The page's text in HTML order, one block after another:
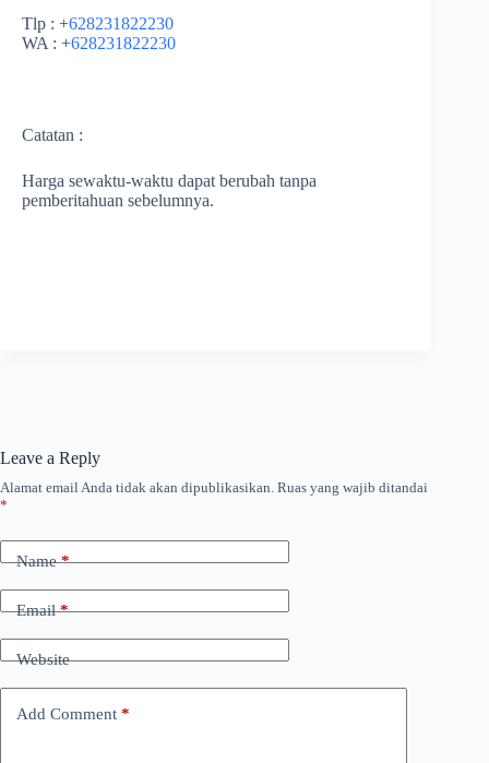
Tlp : +628231822230
WA : +628231822230
Catatan :
Harga sewaktu-waktu dapat berubah tanpa
pemberitahuan sebelumnya.
Leave a Reply
Alamat email Anda tidak akan dipublikasikan. Ruas yang wajib ditandai
*
Name*
Email*
Website
Add Comment *